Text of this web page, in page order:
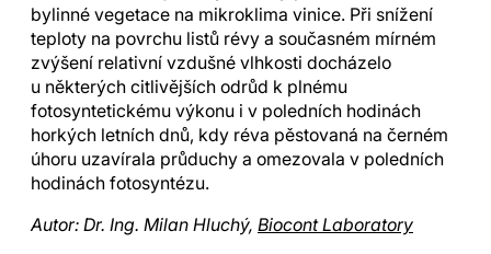
bylinné vegetace na mikroklima vinice. Při snížení
teploty na povrchu listů révy a současném mírném
zvýšení relativní vzdušné vlhkosti docházelo
u některých citlivějších odrůd k plnému
fotosyntetickému výkonu i v poledních hodinách
horkých letních dnů, kdy réva pěstovaná na černém
úhoru uzavírala průduchy a omezovala v poledních
hodinách fotosyntézu.
Autor: Dr. Ing. Milan Hluchý, Biocont Laboratory